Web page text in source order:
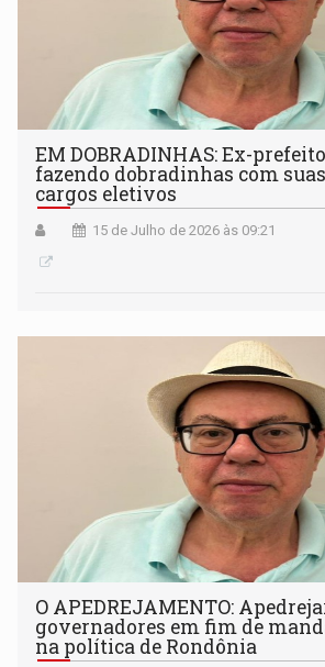
EM DOBRADINHAS: Ex-
fazendo dobradinhas com
cargos eletivos
15 de Julho de 2026 às 09:21
O APEDREJAMENTO:
governadores em fim de
na política de Rondônia